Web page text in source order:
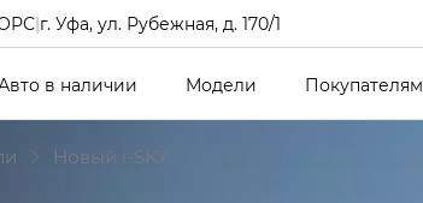
|г. Уфа, ул. Рубежная, д. 170/1
в наличии Модели Покупателям
Новый i‑SKY